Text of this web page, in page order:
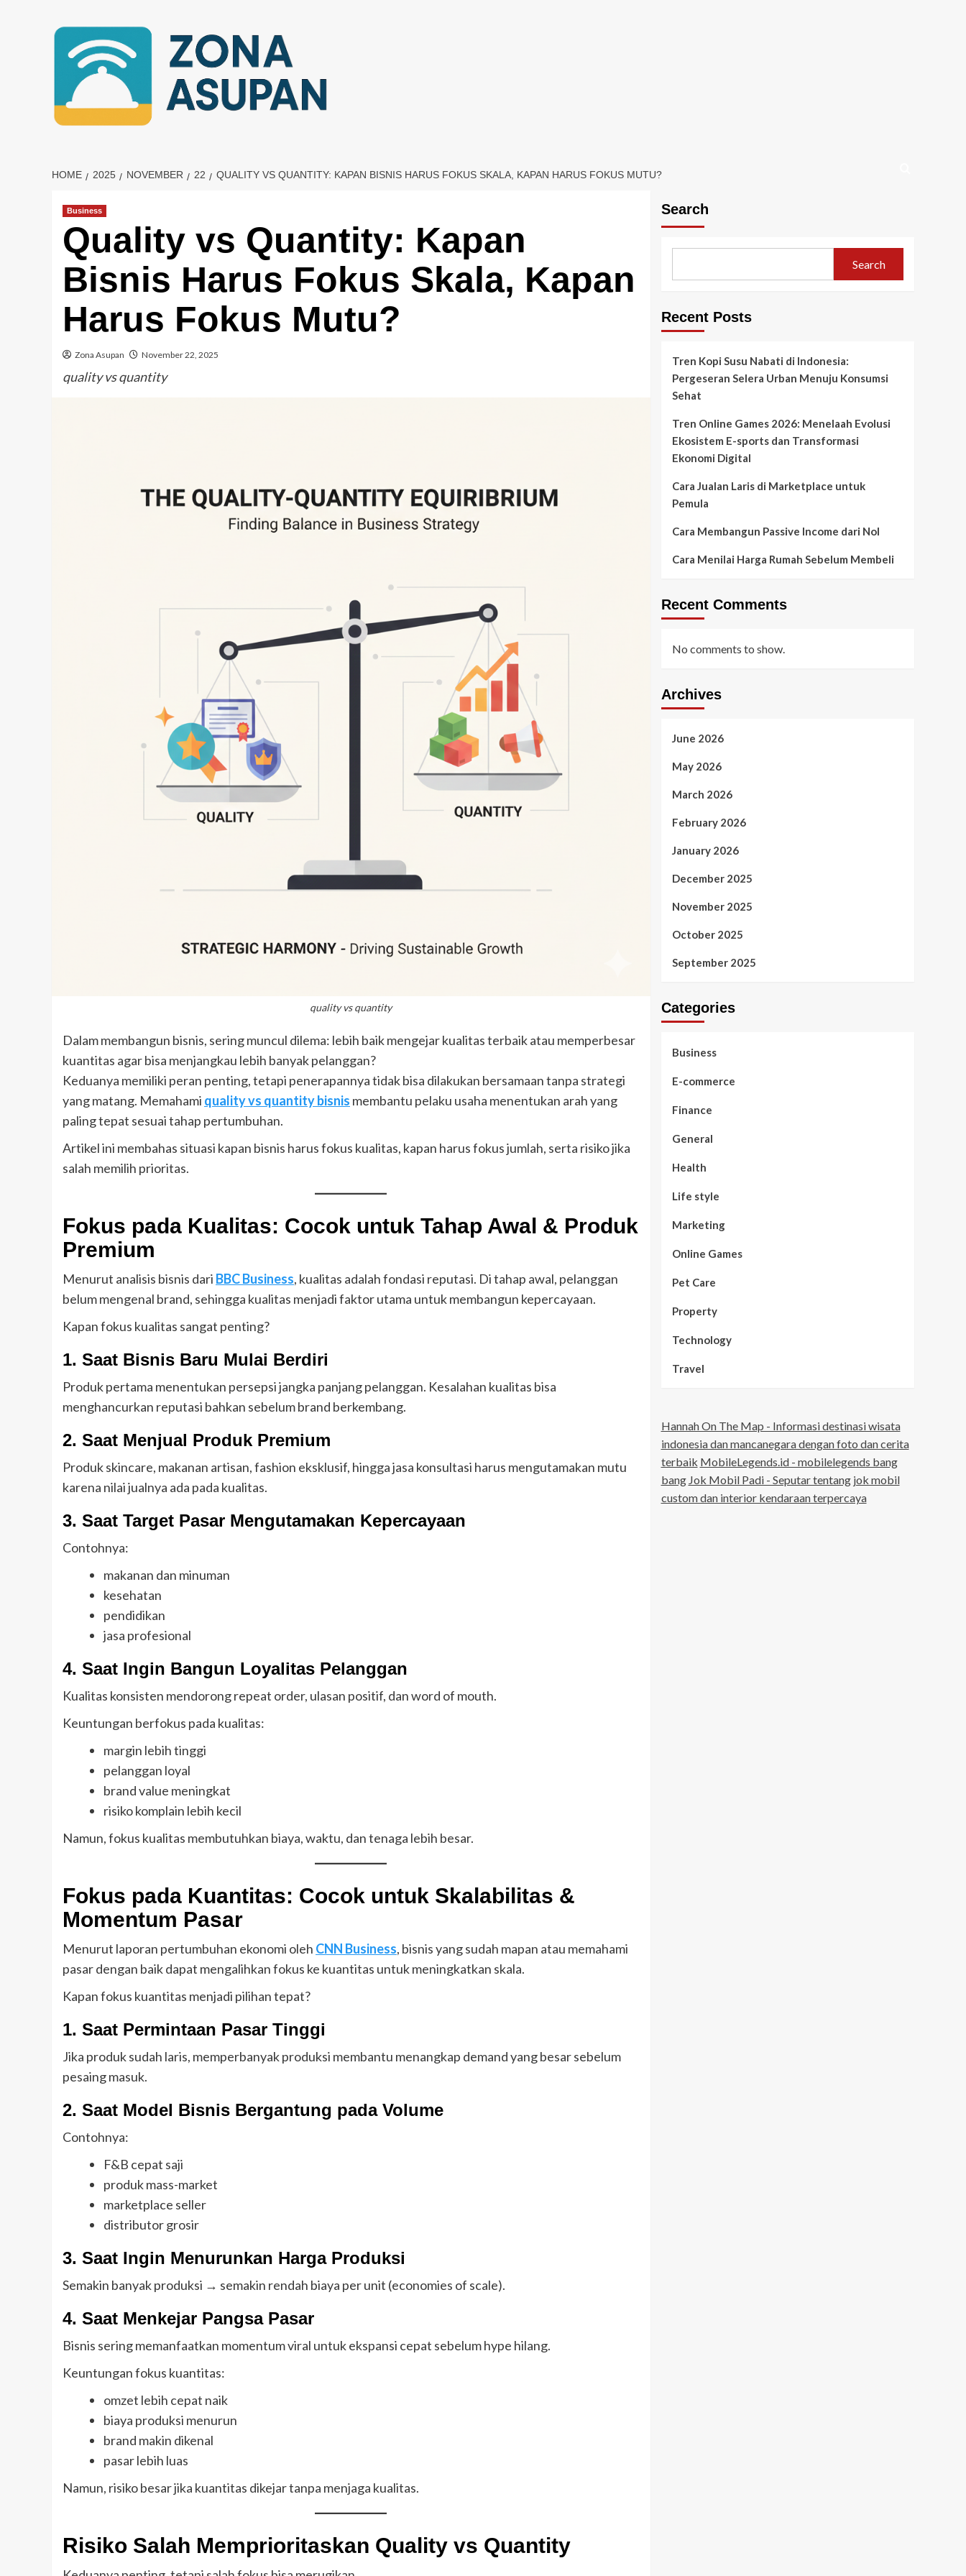
HOME 2025 NOVEMBER 22 QUALITY VS QUANTITY: KAPAN BISNIS HARUS FOKUS SKALA, KAPAN HARUS FOKUS MUTU?
Business
Quality vs Quantity: Kapan
Bisnis Harus Fokus Skala, Kapan
Harus Fokus Mutu?
Zona Asupan November 22, 2025
quality vs quantity
quality vs quantity
Dalam membangun bisnis, sering muncul dilema: lebih baik mengejar kualitas terbaik atau memperbesar
kuantitas agar bisa menjangkau lebih banyak pelanggan?
Keduanya memiliki peran penting, tetapi penerapannya tidak bisa dilakukan bersamaan tanpa strategi
yang matang. Memahami quality vs quantity bisnis membantu pelaku usaha menentukan arah yang
paling tepat sesuai tahap pertumbuhan.
Artikel ini membahas situasi kapan bisnis harus fokus kualitas, kapan harus fokus jumlah, serta risiko jika
salah memilih prioritas.
Fokus pada Kualitas: Cocok untuk Tahap Awal & Produk
Premium
Menurut analisis bisnis dari BBC Business, kualitas adalah fondasi reputasi. Di tahap awal, pelanggan
belum mengenal brand, sehingga kualitas menjadi faktor utama untuk membangun kepercayaan.
Kapan fokus kualitas sangat penting?
1. Saat Bisnis Baru Mulai Berdiri
Produk pertama menentukan persepsi jangka panjang pelanggan. Kesalahan kualitas bisa
menghancurkan reputasi bahkan sebelum brand berkembang.
2. Saat Menjual Produk Premium
Produk skincare, makanan artisan, fashion eksklusif, hingga jasa konsultasi harus mengutamakan mutu
karena nilai jualnya ada pada kualitas.
3. Saat Target Pasar Mengutamakan Kepercayaan
Contohnya:
makanan dan minuman
kesehatan
pendidikan
jasa profesional
4. Saat Ingin Bangun Loyalitas Pelanggan
Kualitas konsisten mendorong repeat order, ulasan positif, dan word of mouth.
Keuntungan berfokus pada kualitas:
margin lebih tinggi
pelanggan loyal
brand value meningkat
risiko komplain lebih kecil
Namun, fokus kualitas membutuhkan biaya, waktu, dan tenaga lebih besar.
Fokus pada Kuantitas: Cocok untuk Skalabilitas &
Momentum Pasar
Menurut laporan pertumbuhan ekonomi oleh CNN Business, bisnis yang sudah mapan atau memahami
pasar dengan baik dapat mengalihkan fokus ke kuantitas untuk meningkatkan skala.
Kapan fokus kuantitas menjadi pilihan tepat?
1. Saat Permintaan Pasar Tinggi
Jika produk sudah laris, memperbanyak produksi membantu menangkap demand yang besar sebelum
pesaing masuk.
2. Saat Model Bisnis Bergantung pada Volume
Contohnya:
F&B cepat saji
produk mass-market
marketplace seller
distributor grosir
3. Saat Ingin Menurunkan Harga Produksi
Semakin banyak produksi → semakin rendah biaya per unit (economies of scale).
4. Saat Menkejar Pangsa Pasar
Bisnis sering memanfaatkan momentum viral untuk ekspansi cepat sebelum hype hilang.
Keuntungan fokus kuantitas:
omzet lebih cepat naik
biaya produksi menurun
brand makin dikenal
pasar lebih luas
Namun, risiko besar jika kuantitas dikejar tanpa menjaga kualitas.
Risiko Salah Memprioritaskan Quality vs Quantity
Search
Search
Recent Posts
Tren Kopi Susu Nabati di Indonesia:
Pergeseran Selera Urban Menuju Konsumsi
Sehat
Tren Online Games 2026: Menelaah Evolusi
Ekosistem E-sports dan Transformasi
Ekonomi Digital
Cara Jualan Laris di Marketplace untuk
Pemula
Cara Membangun Passive Income dari Nol
Cara Menilai Harga Rumah Sebelum Membeli
Recent Comments
No comments to show.
Archives
June 2026
May 2026
March 2026
February 2026
January 2026
December 2025
November 2025
October 2025
September 2025
Categories
Business
E-commerce
Finance
General
Health
Life style
Marketing
Online Games
Pet Care
Property
Technology
Travel
Hannah On The Map - Informasi destinasi wisata
indonesia dan mancanegara dengan foto dan cerita
terbaik MobileLegends.id - mobilelegends bang
bang Jok Mobil Padi - Seputar tentang jok mobil
custom dan interior kendaraan terpercaya